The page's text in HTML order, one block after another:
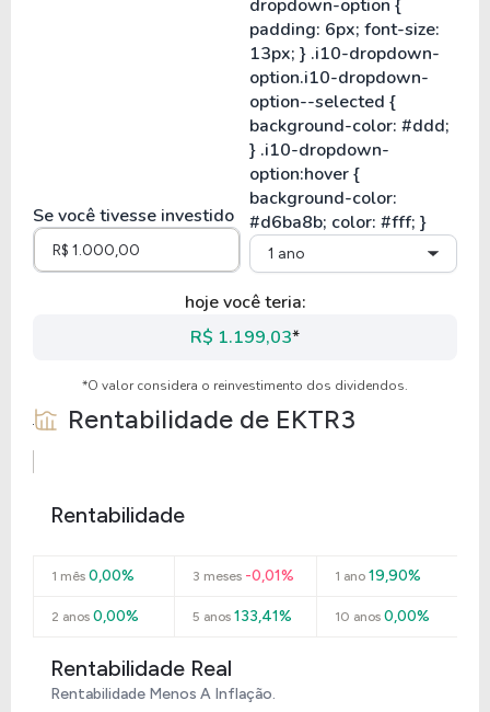
Se você tivesse investido
1 ano
hoje você teria:
R$ 1.199,03*
*O valor considera o reinvestimento dos dividendos.
Rentabilidade de EKTR3
Rentabilidade
1 mês 0,00% 3 meses -0,01% 1 ano19,90%
2 anos 0,00% 5 anos 133,41% 10 anos0,00%
Rentabilidade Real
Rentabilidade Menos A Inflação.